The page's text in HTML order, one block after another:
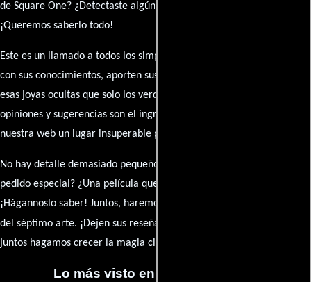
de Square One? ¿Detectaste algún error en la sinopsis o el elenco?
¡Queremos saberlo todo!
Este es un llamado a todos los simpatizantes del cine: contribuyan
con sus conocimientos, aporten sus descubrimientos y compartan
esas joyas ocultas que solo los verdaderos fanáticos conocen. Sus
opiniones y sugerencias son el ingrediente secreto que hará de
nuestra web un lugar insuperable para los amantes del celuloide.
No hay detalle demasiado pequeño ni opinión insignificante. ¿Algún
pedido especial? ¿Una película que sueñas con ver reseñada?
¡Hágannoslo saber! Juntos, haremos de esta comunidad el epicentro
del séptimo arte. ¡Dejen sus reseña en la
juntos hagamos crecer la magia cinematográfica!
Lo más visto en Cineyseries.net